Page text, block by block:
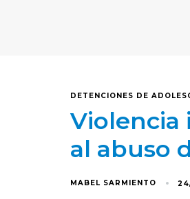
DETENCIONES DE
Violencia
al abuso
MABEL SARMIENTO